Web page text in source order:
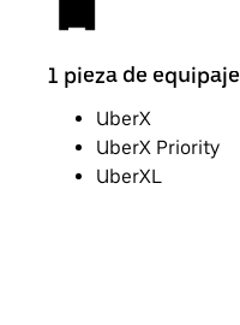
1 pieza de equipaje
UberX
UberX Priority
UberXL